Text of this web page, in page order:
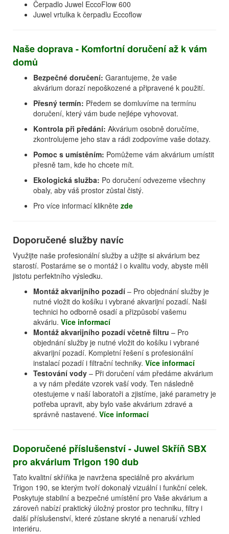
Čerpadlo Juwel EccoFlow 600
Juwel vrtulka k čerpadlu Eccoflow
Naše doprava - Komfortní doručení až k vám
domů
Bezpečné doručení: Garantujeme, že vaše
akvárium dorazí nepoškozené a připravené k použití.
Přesný termín: Předem se domluvíme na termínu
doručení, který vám bude nejlépe vyhovovat.
Kontrola při předání: Akvárium osobně doručíme,
zkontrolujeme jeho stav a rádi zodpovíme vaše dotazy.
Pomoc s umístěním: Pomůžeme vám akvárium umístit
přesně tam, kde ho chcete mít.
Ekologická služba: Po doručení odvezeme všechny
obaly, aby váš prostor zůstal čistý.
Pro více informací klikněte zde
Doporučené služby navíc
Využijte naše profesionální služby a užijte si akvárium bez
starostí. Postaráme se o montáž i o kvalitu vody, abyste měli
jistotu perfektního výsledku.
Montáž akvarijního pozadí – Pro objednání služby je
nutné vložit do košíku i vybrané akvarijní pozadí. Naši
technici ho odborně osadí a přizpůsobí vašemu
akváriu. Více informací
Montáž akvarijního pozadí včetně filtru – Pro
objednání služby je nutné vložit do košíku i vybrané
akvarijní pozadí. Kompletní řešení s profesionální
instalací pozadí i filtrační techniky. Více informací
Testování vody – Při doručení vám předáme akvárium
a vy nám předáte vzorek vaší vody. Ten následně
otestujeme v naší laboratoři a zjistíme, jaké parametry je
potřeba upravit, aby bylo vaše akvárium zdravé a
správně nastavené. Více informací
Doporučené příslušenství - Juwel Skříň SBX
pro akvárium Trigon 190 dub
Tato kvalitní skříňka je navržena speciálně pro akvárium
Trigon 190, se kterým tvoří dokonalý vizuální i funkční celek.
Poskytuje stabilní a bezpečné umístění pro Vaše akvárium a
zároveň nabízí praktický úložný prostor pro techniku, filtry i
další příslušenství, které zůstane skryté a nenaruší vzhled
interiéru.